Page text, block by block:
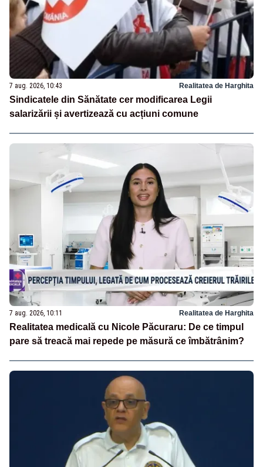
7 aug. 2026, 10:43 Realitatea de Harghita
Sindicatele din Sănătate cer modificarea Legii
salarizării și avertizează cu acțiuni comune
7 aug. 2026, 10:11 Realitatea de Harghita
Realitatea medicală cu Nicole Păcuraru: De ce timpul
pare să treacă mai repede pe măsură ce îmbătrânim?